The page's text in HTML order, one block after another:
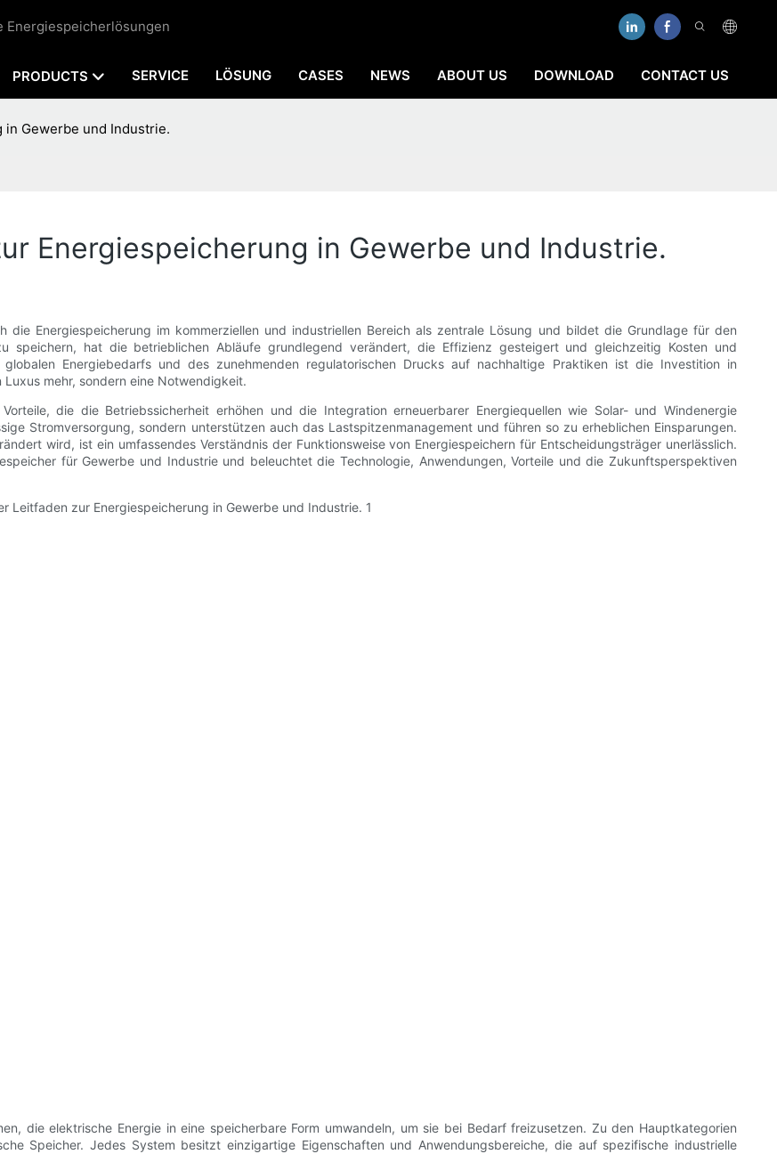
Energiespeicherlösungen
PRODUCTS SERVICE LÖSUNG CASES NEWS ABOUT US DOWNLOAD CONTACT US
Gewerbe und Industrie.
Energiespeicherung in Gewerbe und Industrie.
die Energiespeicherung im kommerziellen und industriellen Bereich als zentrale Lösung und bildet die Grundlage für den
speichern, hat die betrieblichen Abläufe grundlegend verändert, die Effizienz gesteigert und gleichzeitig Kosten und
Energiebedarfs und des zunehmenden regulatorischen Drucks auf nachhaltige Praktiken ist die Investition in
mehr, sondern eine Notwendigkeit.
die die Betriebssicherheit erhöhen und die Integration erneuerbarer Energiequellen wie Solar- und Windenergie
Stromversorgung, sondern unterstützen auch das Lastspitzenmanagement und führen so zu erheblichen Einsparungen.
wird, ist ein umfassendes Verständnis der Funktionsweise von Energiespeichern für Entscheidungsträger unerlässlich.
für Gewerbe und Industrie und beleuchtet die Technologie, Anwendungen, Vorteile und die Zukunftsperspektiven
die elektrische Energie in eine speicherbare Form umwandeln, um sie bei Bedarf freizusetzen. Zu den Hauptkategorien
Speicher. Jedes System besitzt einzigartige Eigenschaften und Anwendungsbereiche, die auf spezifische industrielle